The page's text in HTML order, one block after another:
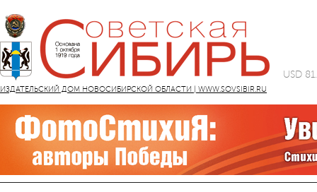
ИЗДАТЕЛЬСКИЙ ДОМ НОВОСИБИРСКОЙ ОБЛАСТИ | WWW.SOVSIBIR.RU
USD